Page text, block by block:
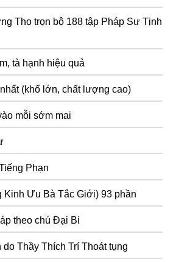
Thọ trọn bộ 188 tập Pháp Sư Tịnh
tà hạnh hiệu quả
(khổ lớn, chất lượng cao)
mỗi sớm mai
Phạn
Kinh Ưu Bà Tắc Giới) 93 phần
theo chú Đại Bi
Thầy Thích Trí Thoát tụng